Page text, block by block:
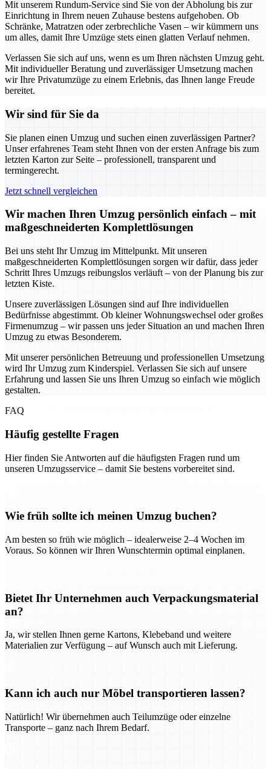
Mit unserem Rundum-Service sind Sie von der Abholung bis zur
Einrichtung in Ihrem neuen Zuhause bestens aufgehoben. Ob
Schränke, Matratzen oder zerbrechliche Vasen – wir kümmern uns
um alles, damit Ihre Umzüge stets einen glatten Verlauf nehmen.
Verlassen Sie sich auf uns, wenn es um Ihren nächsten Umzug geht.
Mit individueller Beratung und zuverlässiger Umsetzung machen
wir Ihre Privatumzüge zu einem Erlebnis, das Ihnen lange Freude
bereitet.
Wir sind für Sie da
Sie planen einen Umzug und suchen einen zuverlässigen Partner?
Unser erfahrenes Team steht Ihnen von der ersten Anfrage bis zum
letzten Karton zur Seite – professionell, transparent und
termingerecht.
Jetzt schnell vergleichen
Wir machen Ihren Umzug persönlich einfach – mit
maßgeschneiderten Komplettlösungen
Bei uns steht Ihr Umzug im Mittelpunkt. Mit unseren
maßgeschneiderten Komplettlösungen sorgen wir dafür, dass jeder
Schritt Ihres Umzugs reibungslos verläuft – von der Planung bis zur
letzten Kiste.
Unsere zuverlässigen Lösungen sind auf Ihre individuellen
Bedürfnisse abgestimmt. Ob kleiner Wohnungswechsel oder großes
Firmenumzug – wir passen uns jeder Situation an und machen Ihren
Umzug zu etwas Besonderem.
Mit unserer persönlichen Betreuung und professionellen Umsetzung
wird Ihr Umzug zum Kinderspiel. Verlassen Sie sich auf unsere
Erfahrung und lassen Sie uns Ihren Umzug so einfach wie möglich
gestalten.
FAQ
Häufig gestellte Fragen
Hier finden Sie Antworten auf die häufigsten Fragen rund um
unseren Umzugsservice – damit Sie bestens vorbereitet sind.
Wie früh sollte ich meinen Umzug buchen?
Am besten so früh wie möglich – idealerweise 2–4 Wochen im
Voraus. So können wir Ihren Wunschtermin optimal einplanen.
Bietet Ihr Unternehmen auch Verpackungsmaterial
an?
Ja, wir stellen Ihnen gerne Kartons, Klebeband und weitere
Materialien zur Verfügung – auf Wunsch auch mit Lieferung.
Kann ich auch nur Möbel transportieren lassen?
Natürlich! Wir übernehmen auch Teilumzüge oder einzelne
Transporte – ganz nach Ihrem Bedarf.